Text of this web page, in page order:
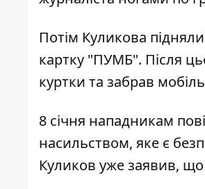
Потім Куликова
картку "ПУМБ". Після
куртки та забрав
8 січня нападникам
насильством, яке є
Куликов уже заявив, що